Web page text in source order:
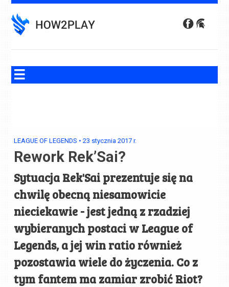
to
content
LEAGUE OF LEGENDS •23 stycznia 2017 r.
Rework Rek’Sai?
Sytuacja Rek'Sai prezentuje się na
chwilę obecną niesamowicie
nieciekawie - jest jedną z rzadziej
wybieranych postaci w League of
Legends, a jej win ratio również
pozostawia wiele do życzenia. Co z
tym fantem ma zamiar zrobić Riot?